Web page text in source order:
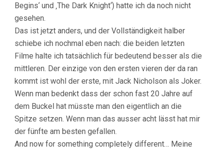
Begins‘ und ‚The Dark Knight‘) hatte ich da noch nicht
gesehen.
Das ist jetzt anders, und der Vollständigkeit halber
schiebe ich nochmal eben nach: die beiden letzten
Filme halte ich tatsächlich für bedeutend besser als die
mittleren. Der einzige von den ersten vieren der da ran
kommt ist wohl der erste, mit Jack Nicholson als Joker.
Wenn man bedenkt dass der schon fast 20 Jahre auf
dem Buckel hat müsste man den eigentlich an die
Spitze setzen. Wenn man das ausser acht lässt hat mir
der fünfte am besten gefallen.
And now for something completely different… Meine